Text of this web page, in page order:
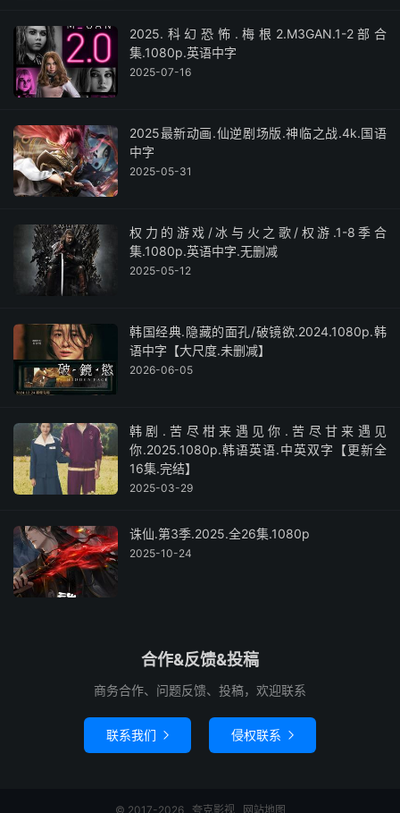
2025.科幻恐怖.梅根2.M3GAN.1-2部合
集.1080p.英语中字
2025-07-16
2025最新动画.仙逆剧场版.神临之战.4k.国语
中字
2025-05-31
权力的游戏/冰与火之歌/权游.1-8季合
集.1080p.英语中字.无删减
2025-05-12
韩国经典.隐藏的面孔/破镜欲.2024.1080p.韩
语中字【大尺度.未删减】
2026-06-05
韩剧.苦尽柑来遇见你.苦尽甘来遇见
你.2025.1080p.韩语英语.中英双字【更新全
16集.完结】
2025-03-29
诛仙.第3季.2025.全26集.1080p
2025-10-24
合作&反馈&投稿
商务合作、问题反馈、投稿，欢迎联系
联系我们  侵权联系 
© 2017-2026 夸克影视 网站地图